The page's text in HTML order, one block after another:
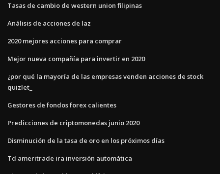
Tasas de cambio de western union filipinas
Análisis de acciones de laz
2020 mejores acciones para comprar
Mejor nueva compañía para invertir en 2020
¿por qué la mayoría de las empresas venden acciones de stock
quizlet_
Gestores de fondos forex calientes
Predicciones de criptomonedas junio 2020
Disminución de la tasa de oro en los próximos días
Td ameritrade ira inversión automática